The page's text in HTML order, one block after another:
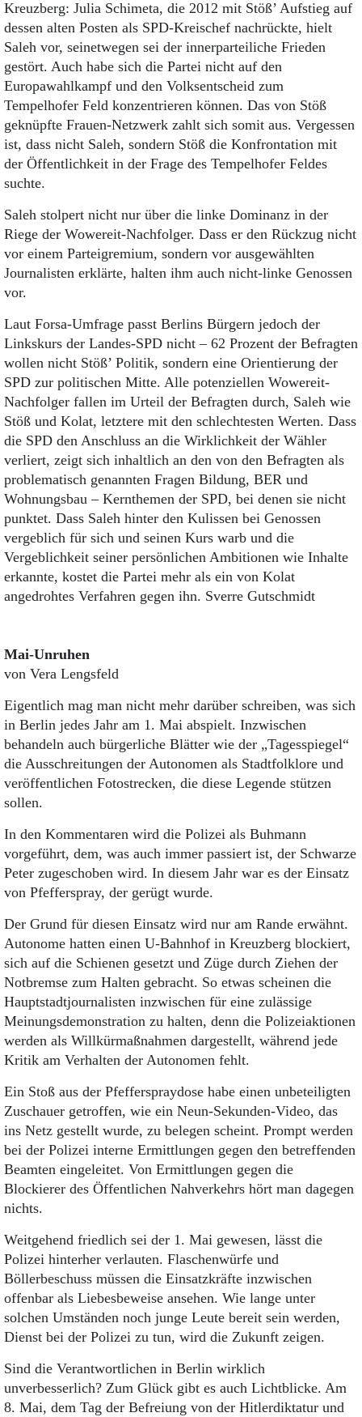
Kreuzberg: Julia Schimeta, die 2012 mit Stöß’ Aufstieg auf
dessen alten Posten als SPD-Kreischef nachrückte, hielt
Saleh vor, seinetwegen sei der innerparteiliche Frieden
gestört. Auch habe sich die Partei nicht auf den
Europawahlkampf und den Volksentscheid zum
Tempelhofer Feld konzentrieren können. Das von Stöß
geknüpfte Frauen-Netzwerk zahlt sich somit aus. Vergessen
ist, dass nicht Saleh, sondern Stöß die Konfrontation mit
der Öffentlichkeit in der Frage des Tempelhofer Feldes
suchte.
Saleh stolpert nicht nur über die linke Dominanz in der
Riege der Wowereit-Nachfolger. Dass er den Rückzug nicht
vor einem Parteigremium, sondern vor ausgewählten
Journalisten erklärte, halten ihm auch nicht-linke Genossen
vor.
Laut Forsa-Umfrage passt Berlins Bürgern jedoch der
Linkskurs der Landes-SPD nicht – 62 Prozent der Befragten
wollen nicht Stöß’ Politik, sondern eine Orientierung der
SPD zur politischen Mitte. Alle potenziellen Wowereit-
Nachfolger fallen im Urteil der Befragten durch, Saleh wie
Stöß und Kolat, letztere mit den schlechtesten Werten. Dass
die SPD den Anschluss an die Wirklichkeit der Wähler
verliert, zeigt sich inhaltlich an den von den Befragten als
problematisch genannten Fragen Bildung, BER und
Wohnungsbau – Kernthemen der SPD, bei denen sie nicht
punktet. Dass Saleh hinter den Kulissen bei Genossen
vergeblich für sich und seinen Kurs warb und die
Vergeblichkeit seiner persönlichen Ambitionen wie Inhalte
erkannte, kostet die Partei mehr als ein von Kolat
angedrohtes Verfahren gegen ihn. Sverre Gutschmidt
Mai-Unruhen
von Vera Lengsfeld
Eigentlich mag man nicht mehr darüber schreiben, was sich
in Berlin jedes Jahr am 1. Mai abspielt. Inzwischen
behandeln auch bürgerliche Blätter wie der „Tagesspiegel“
die Ausschreitungen der Autonomen als Stadtfolklore und
veröffentlichen Fotostrecken, die diese Legende stützen
sollen.
In den Kommentaren wird die Polizei als Buhmann
vorgeführt, dem, was auch immer passiert ist, der Schwarze
Peter zugeschoben wird. In diesem Jahr war es der Einsatz
von Pfefferspray, der gerügt wurde.
Der Grund für diesen Einsatz wird nur am Rande erwähnt.
Autonome hatten einen U-Bahnhof in Kreuzberg blockiert,
sich auf die Schienen gesetzt und Züge durch Ziehen der
Notbremse zum Halten gebracht. So etwas scheinen die
Hauptstadtjournalisten inzwischen für eine zulässige
Meinungs­demonstration zu halten, denn die Polizei­aktionen
werden als Willkürmaßnahmen dargestellt, während jede
Kritik am Verhalten der Autonomen fehlt.
Ein Stoß aus der Pfefferspraydose habe einen unbeteiligten
Zuschauer getroffen, wie ein Neun-Sekunden-Video, das
ins Netz gestellt wurde, zu belegen scheint. Prompt werden
bei der Polizei interne Ermittlungen gegen den betreffenden
Beamten eingeleitet. Von Ermittlungen gegen die
Blockierer des Öffentlichen Nahverkehrs hört man dagegen
nichts.
Weitgehend friedlich sei der 1. Mai gewesen, lässt die
Polizei hinterher verlauten. Flaschenwürfe und
Böllerbeschuss müssen die Einsatzkräfte inzwischen
offenbar als Liebesbeweise ansehen. Wie lange unter
solchen Umständen noch junge Leute bereit sein werden,
Dienst bei der Polizei zu tun, wird die Zukunft zeigen.
Sind die Verantwortlichen in Berlin wirklich
unverbesserlich? Zum Glück gibt es auch Lichtblicke. Am
8. Mai, dem Tag der Befreiung von der Hitlerdiktatur und